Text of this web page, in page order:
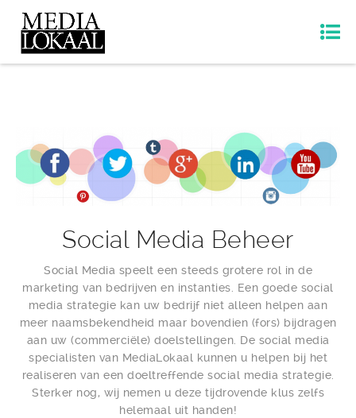
Social Media Beheer
Social Media speelt een steeds grotere rol in de
marketing van bedrijven en instanties. Een goede social
media strategie kan uw bedrijf niet alleen helpen aan
meer naamsbekendheid maar bovendien (fors) bijdragen
aan uw (commerciële) doelstellingen. De social media
specialisten van MediaLokaal kunnen u helpen bij het
realiseren van een doeltreffende social media strategie.
Sterker nog, wij nemen u deze tijdrovende klus zelfs
helemaal uit handen!